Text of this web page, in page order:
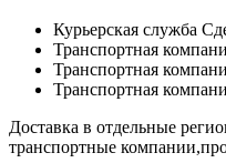
Курьерская служба
Транспортная
Транспортная
Транспортная
Доставка в отдельные
транспортные